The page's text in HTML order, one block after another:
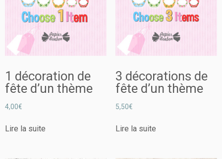
1 décoration de
fête d’un thème
4,00€
Lire la suite
3 décorations de
fête d’un thème
5,50€
Lire la suite